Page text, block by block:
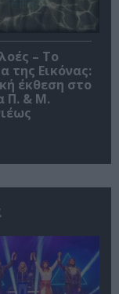
– Το
της Εικόνας:
έκθεση στο
Π. & Μ.